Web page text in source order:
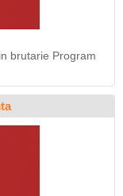
brutarie Program